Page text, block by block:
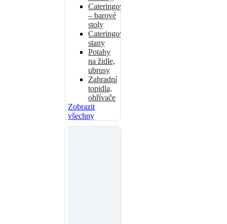
Cateringové
– barové
stoly
Cateringové
stany
Potahy
na židle,
ubrusy
Zahradní
topidla,
ohřívače
Zobrazit
všechny